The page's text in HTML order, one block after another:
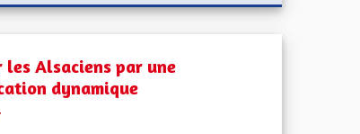
les Alsaciens par une
dynamique